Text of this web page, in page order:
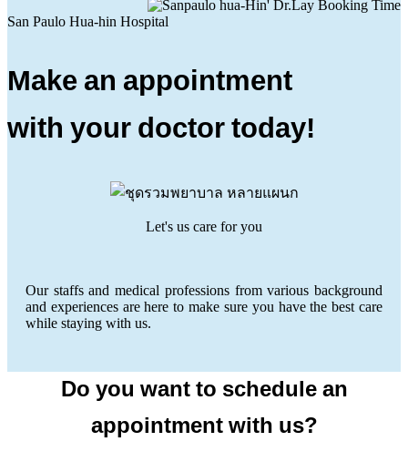
San Paulo Hua-hin Hospital
Make an appointment
with your doctor today!
Let's us care for you
Our staffs and medical professions from various background
and experiences are here to make sure you have the best care
while staying with us.
Do you want to schedule an
appointment with us?